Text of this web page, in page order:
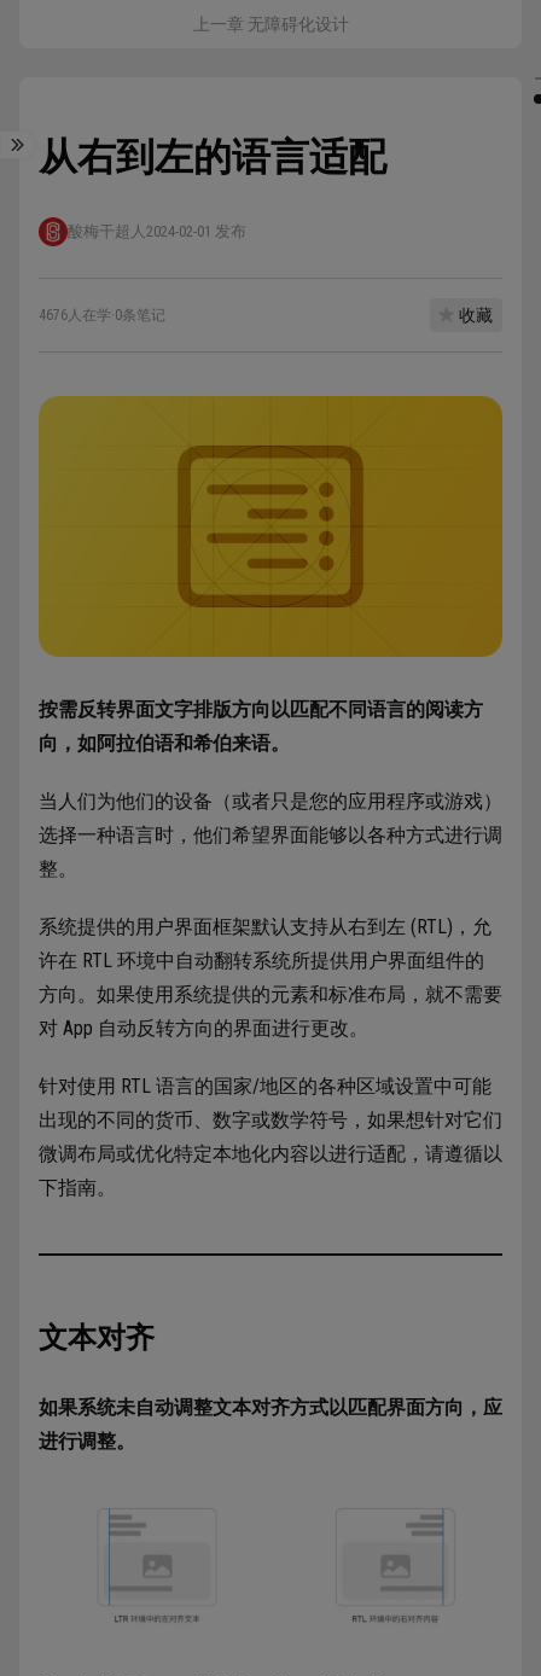
上一章 无障碍化设计
从右到左的语言适配
酸梅干超人 2024-02-01 发布
4676人在学·0条笔记 收藏
按需反转界面文字排版方向以匹配不同语言的阅读方
向，如阿拉伯语和希伯来语。
当人们为他们的设备（或者只是您的应用程序或游戏）
选择一种语言时，他们希望界面能够以各种方式进行调
整。
系统提供的用户界面框架默认支持从右到左 (RTL)，允
许在 RTL 环境中自动翻转系统所提供用户界面组件的
方向。如果使用系统提供的元素和标准布局，就不需要
对 App 自动反转方向的界面进行更改。
针对使用 RTL 语言的国家/地区的各种区域设置中可能
出现的不同的货币、数字或数学符号，如果想针对它们
微调布局或优化特定本地化内容以进行适配，请遵循以
下指南。
文本对齐
如果系统未自动调整文本对齐方式以匹配界面方向，应
进行调整。